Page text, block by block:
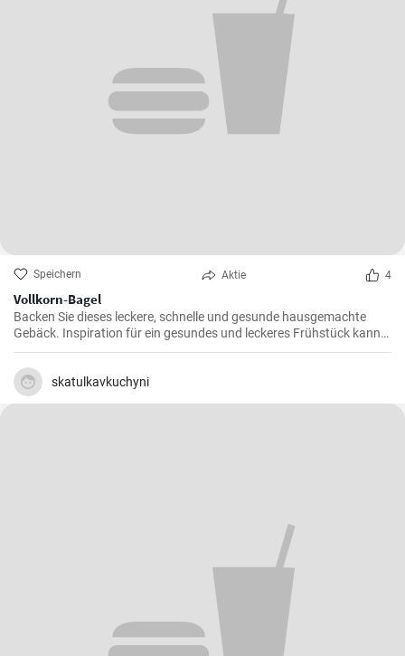
Speichern Aktie 4
Vollkorn-Bagel
Backen Sie dieses leckere, schnelle und gesunde hausgemachte
Gebäck. Inspiration für ein gesundes und leckeres Frühstück kann
man nie genug haben.
skatulkavkuchyni